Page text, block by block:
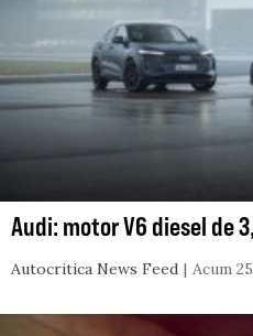
Audi: motor V6 diesel de
Autocritica News Feed Acum